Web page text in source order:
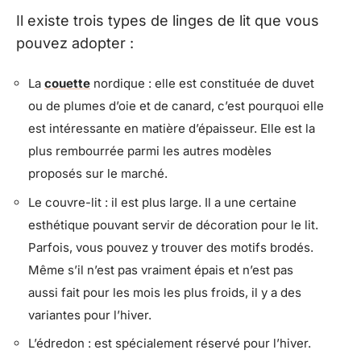
Il existe trois types de linges de lit que vous
pouvez adopter :
La couette nordique : elle est constituée de duvet
ou de plumes d’oie et de canard, c’est pourquoi elle
est intéressante en matière d’épaisseur. Elle est la
plus rembourrée parmi les autres modèles
proposés sur le marché.
Le couvre-lit : il est plus large. Il a une certaine
esthétique pouvant servir de décoration pour le lit.
Parfois, vous pouvez y trouver des motifs brodés.
Même s’il n’est pas vraiment épais et n’est pas
aussi fait pour les mois les plus froids, il y a des
variantes pour l’hiver.
L’édredon : est spécialement réservé pour l’hiver.